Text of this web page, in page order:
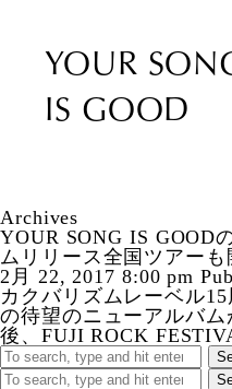
YOUR
IS GOOD
Archives
YOUR SONG IS GOOD
ムリリース全国ツアーも
2月 22, 2017 8:00 pm
カクバリズムレーベル
の待望のニューアルバ
後、FUJI ROCK